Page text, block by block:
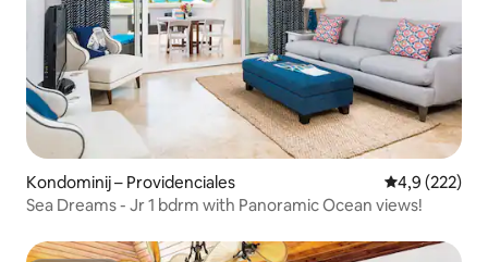
Kondominij – Providenciales Prosječna
4,9 (222)
Sea Dreams - Jr 1 bdrm with Panoramic Ocean views!